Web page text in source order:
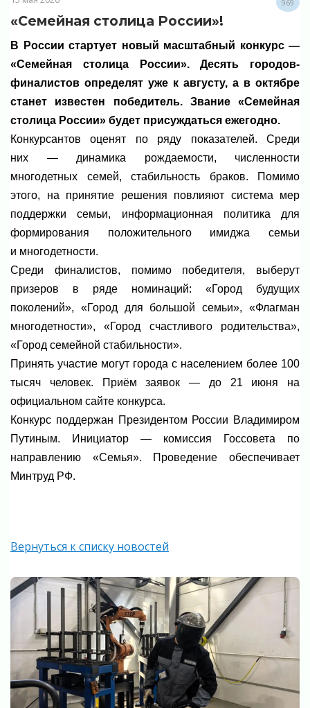
969
«Семейная столица России»!
В России стартует новый масштабный конкурс —
«Семейная столица России». Десять городов-
финалистов определят уже к августу, а в октябре
станет известен победитель. Звание «Семейная
столица России» будет присуждаться ежегодно.
Конкурсантов оценят по ряду показателей. Среди
них — динамика рождаемости, численности
многодетных семей, стабильность браков. Помимо
этого, на принятие решения повлияют система мер
поддержки семьи, информационная политика для
формирования положительного имиджа семьи
и многодетности.
Среди финалистов, помимо победителя, выберут
призеров в ряде номинаций: «Город будущих
поколений», «Город для большой семьи», «Флагман
многодетности», «Город счастливого родительства»,
«Город семейной стабильности».
Принять участие могут города с населением более 100
тысяч человек. Приём заявок — до 21 июня на
официальном сайте конкурса.
Конкурс поддержан Президентом России Владимиром
Путиным. Инициатор — комиссия Госсовета по
направлению «Семья». Проведение обеспечивает
Минтруд РФ.
Вернуться к списку новостей